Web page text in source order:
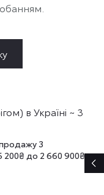
в Україні ~ 3
3
200₴ до 2 660 900₴.